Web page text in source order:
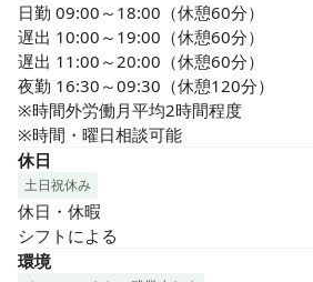
日勤 09:00～18:00（休憩60分）
遅出 10:00～19:00（休憩60分）
遅出 11:00～20:00（休憩60分）
夜勤 16:30～09:30（休憩120分）
※時間外労働月平均2時間程度
※時間・曜日相談可能
休日
土日祝休み
休日・休暇
シフトによる
環境